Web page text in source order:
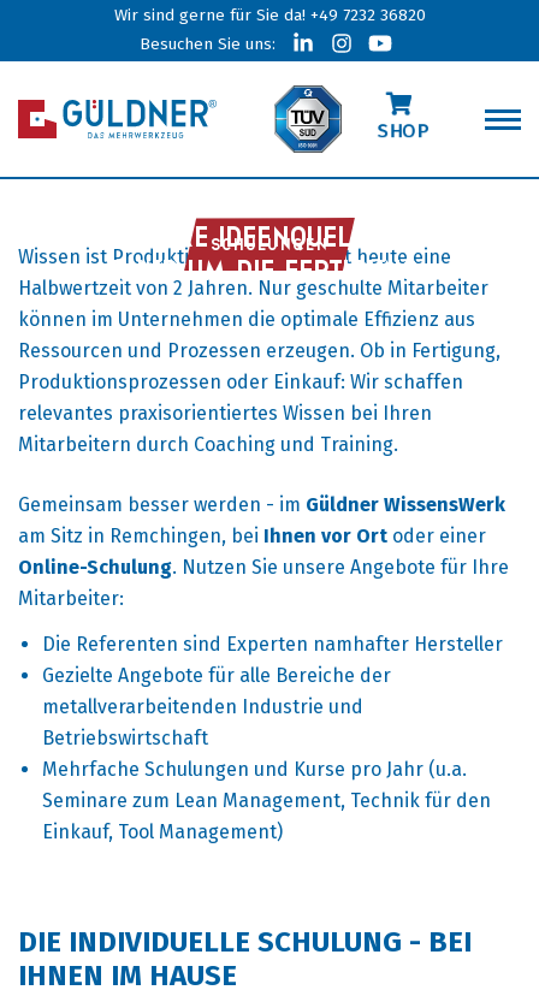
Wir sind gerne für Sie da! +49 7232 36820
Besuchen Sie uns:
SHOP
SCHULUNGEN
IHRE IDEENQUELLE
RUND UM DIE FERTIGUNG.
Wissen ist Produktionsfaktor und hat heute eine
Halbwertzeit von 2 Jahren. Nur geschulte Mitarbeiter
können im Unternehmen die optimale Effizienz aus
Ressourcen und Prozessen erzeugen. Ob in Fertigung,
Produktionsprozessen oder Einkauf: Wir schaffen
relevantes praxisorientiertes Wissen bei Ihren
Mitarbeitern durch Coaching und Training.
Gemeinsam besser werden - im Güldner WissensWerk
am Sitz in Remchingen, bei Ihnen vor Ort oder einer
Online-Schulung. Nutzen Sie unsere Angebote für Ihre
Mitarbeiter:
Die Referenten sind Experten namhafter Hersteller
Gezielte Angebote für alle Bereiche der
metallverarbeitenden Industrie und
Betriebswirtschaft
Mehrfache Schulungen und Kurse pro Jahr (u.a.
Seminare zum Lean Management, Technik für den
Einkauf, Tool Management)
DIE INDIVIDUELLE SCHULUNG - BEI
IHNEN IM HAUSE